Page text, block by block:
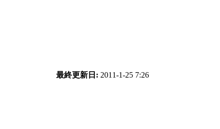
最終更新日: 2011-1-25 7:26